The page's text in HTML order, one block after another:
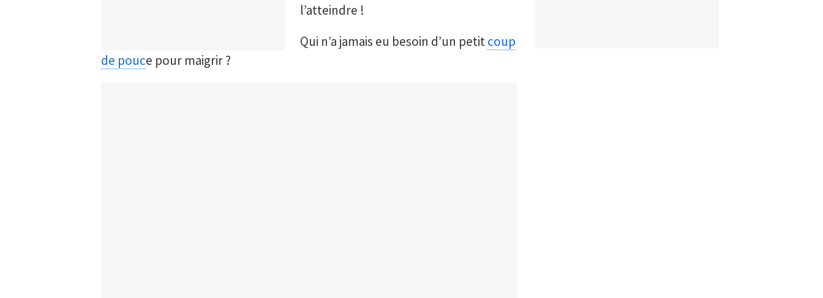
l’atteindre !
Qui n’a jamais eu besoin d’un petitcoup
de pouce pour maigrir ?